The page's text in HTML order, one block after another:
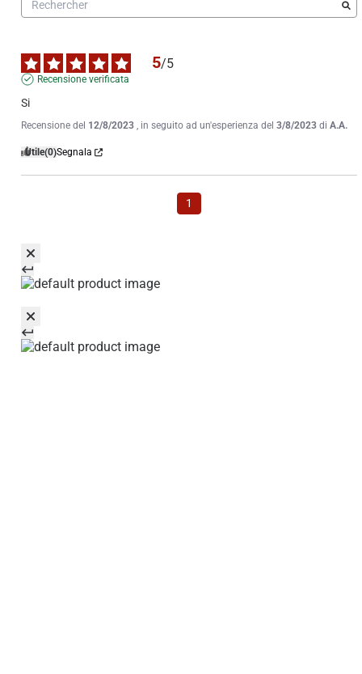
5/5
Recensione verificata
Si
Recensione del 12/8/2023 , in seguito ad un'esperienza del 3/8/2023 di A.A.
Utile(0)Segnala
1